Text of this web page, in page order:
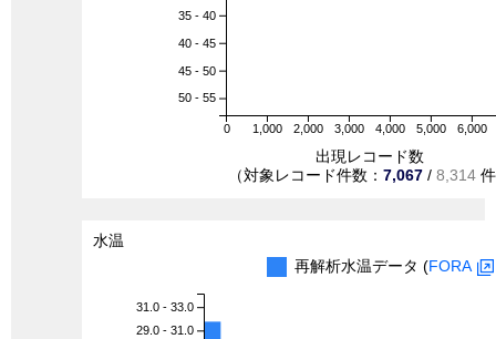
0 1,000 2,000 3,000 4,000 5,000 6,000
35 - 40
40 - 45
45 - 50
50 - 55
出現レコード数
（対象レコード件数： 7,067 / 8,314
水温
再解析水温データ (FORA
31.0 - 33.0
29.0 - 31.0